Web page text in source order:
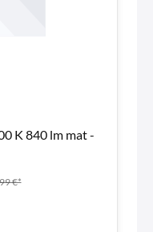
K 840 lm mat -
€*